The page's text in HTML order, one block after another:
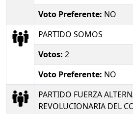
Voto Preferente: NO
PARTIDO SOMOS
Votos: 2
Voto Preferente: NO
PARTIDO FUERZA
REVOLUCIONARIA DEL